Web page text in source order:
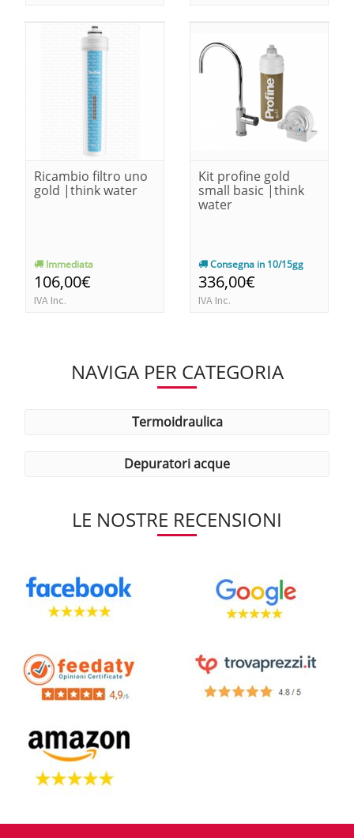
Ricambio filtro uno
gold |think water
Immediata
106,00€
IVA Inc.
Kit profine gold
small basic |think
water
Consegna in 10/15gg
336,00€
IVA Inc.
NAVIGA PER CATEGORIA
termoidraulica
depuratori acque
LE NOSTRE RECENSIONI